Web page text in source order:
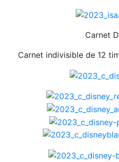
Carnet
Carnet indivisible de 12